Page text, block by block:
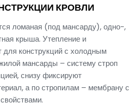
КРОВЛИ
ломаная (под мансарду), одно-,
крыша. Утепление и
для конструкций с холодным
мансарды – систему строп
снизу фиксируют
а по стропилам – мембрану с